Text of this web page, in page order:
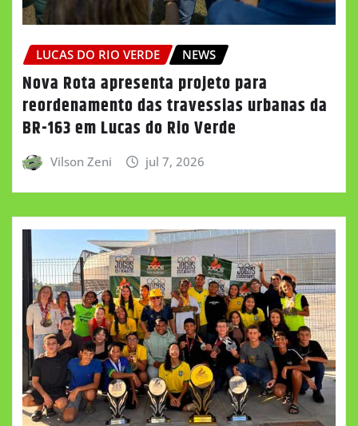
LUCAS DO RIO VERDE NEWS
Nova Rota apresenta projeto para
reordenamento das travessias urbanas da
BR-163 em Lucas do Rio Verde
Vilson Zeni jul 7, 2026